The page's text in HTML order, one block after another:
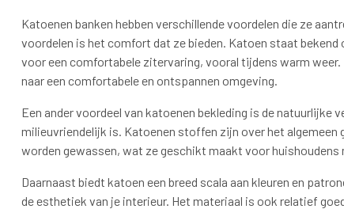
Katoenen banken hebben verschillende voordelen die ze
voordelen is het comfort dat ze bieden. Katoen staat
voor een comfortabele zitervaring, vooral tijdens warm
naar een comfortabele en ontspannen omgeving.
Een ander voordeel van katoenen bekleding is de
milieuvriendelijk is. Katoenen stoffen zijn over het algemeen
worden gewassen, wat ze geschikt maakt voor
Daarnaast biedt katoen een breed scala aan kleuren en
de esthetiek van je interieur. Het materiaal is ook relatief